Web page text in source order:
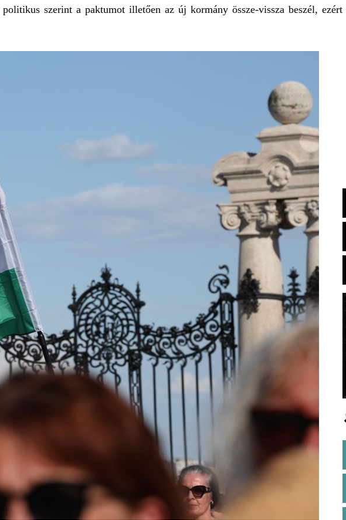
szerint a paktumot illetően az új kormány össze-vissza beszél, ezért